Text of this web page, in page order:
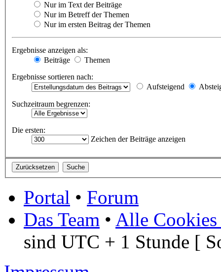
Nur im Text der Beiträge
Nur im Betreff der Themen
Nur im ersten Beitrag der Themen
Ergebnisse anzeigen als:
Beiträge
Themen
Ergebnisse sortieren nach:
Aufsteigend
Suchzeitraum begrenzen:
Die ersten:
Zeichen der Beiträge anzeigen
Portal • Forum
Das Team • Alle Cookies
sind UTC + 1 Stunde [